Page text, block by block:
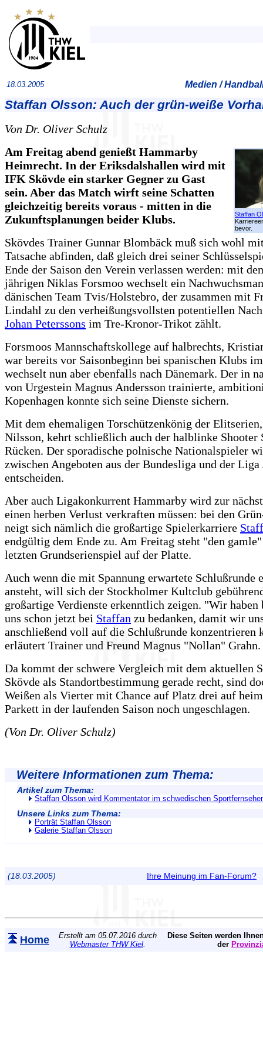
18.03.2005 Medien /
Staffan Olsson: Auch der grün-weiße
Von Dr. Oliver Schulz
Staffan
bevor.
Am Freitag abend genießt Hammarby
Heimrecht. In der Eriksdalshallen wird mit
IFK Skövde ein starker Gegner zu Gast
sein. Aber das Match wirft seine Schatten
gleichzeitig bereits voraus - mitten in die
Zukunftsplanungen beider Klubs.
Skövdes Trainer Gunnar Blombäck muß sich wohl
Tatsache abfinden, daß gleich drei seiner
Ende der Saison den Verein verlassen werden: mit
jährigen Niklas Forsmoo wechselt ein
dänischen Team Tvis/Holstebro, der zusammen mit
Lindahl zu den verheißungsvollsten potentiellen
Johan Peterssons im Tre-Kronor-Trikot zählt.
Forsmoos Mannschaftskollege auf halbrechts,
war bereits vor Saisonbeginn bei spanischen Klubs
wechselt nun aber ebenfalls nach Dänemark. Der in
von Urgestein Magnus Andersson trainierte,
Kopenhagen konnte sich seine Dienste sichern.
Mit dem ehemaligen Torschützenkönig der
Nilsson, kehrt schließlich auch der halblinke Shooter
Rücken. Der sporadische polnische Nationalspieler
zwischen Angeboten aus der Bundesliga und der Liga
entscheiden.
Aber auch Ligakonkurrent Hammarby wird zur
einen herben Verlust verkraften müssen: bei den
neigt sich nämlich die großartige Spielerkarriere
endgültig dem Ende zu. Am Freitag steht "den
letzten Grundserienspiel auf der Platte.
Auch wenn die mit Spannung erwartete Schlußrunde
ansteht, will sich der Stockholmer Kultclub
großartige Verdienste erkenntlich zeigen. "Wir haben
uns schon jetzt bei Staffan zu bedanken, damit wir
anschließend voll auf die Schlußrunde konzentrieren
erläutert Trainer und Freund Magnus "Nollan" Grahn.
Da kommt der schwere Vergleich mit dem aktuellen
Skövde als Standortbestimmung gerade recht, sind
Weißen als Vierter mit Chance auf Platz drei auf
Parkett in der laufenden Saison noch ungeschlagen.
(Von Dr. Oliver Schulz)
Weitere Informationen zum Thema:
Artikel zum Thema:
Staffan Olsson wird Kommentator im schwedischen
Unsere Links zum Thema:
Porträt Staffan Olsson
Galerie Staffan Olsson
(18.03.2005) Ihre Meinung im Fan-Forum?
Home
Erstellt am 05.07.2016 durch
Webmaster THW Kiel.
Diese Seiten werden
der